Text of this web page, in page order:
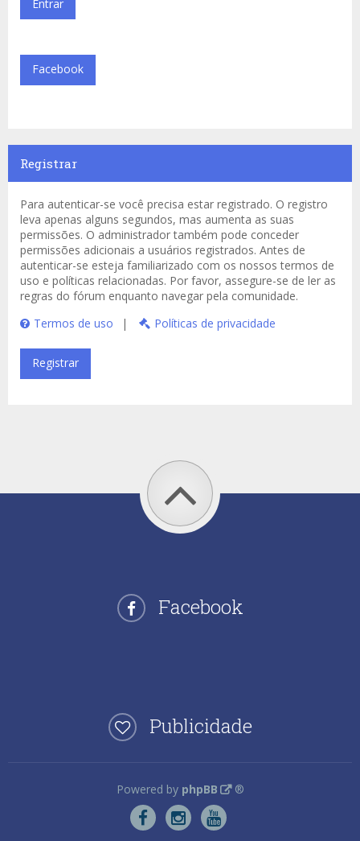
Facebook
Registrar
Para autenticar-se você precisa estar registrado. O registro
leva apenas alguns segundos, mas aumenta as suas
permissões. O administrador também pode conceder
permissões adicionais a usuários registrados. Antes de
autenticar-se esteja familiarizado com os nossos termos de
uso e políticas relacionadas. Por favor, assegure-se de ler as
regras do fórum enquanto navegar pela comunidade.
Termos de uso
| Políticas de privacidade
Registrar
Facebook
Publicidade
Powered by phpBB ®